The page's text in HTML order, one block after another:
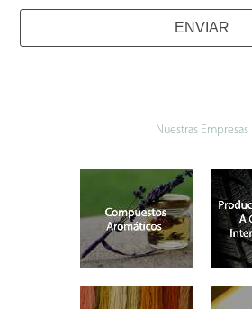
ENVIAR
Nuestras Empresas